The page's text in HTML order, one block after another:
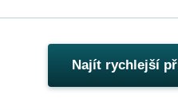
Najít rychlejší